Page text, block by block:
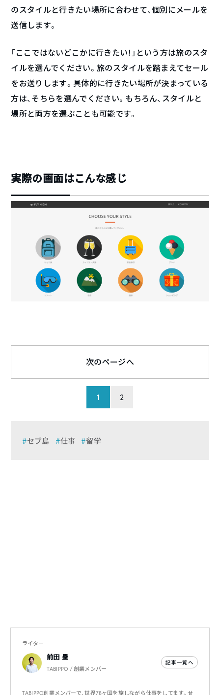
のスタイルと行きたい場所に合わせて、個別にメールを
送信します。
「ここではないどこかに行きたい！」という方は旅のスタ
イルを選んでください。旅のスタイルを踏まえてセール
をお送りします。具体的に行きたい場所が決まっている
方は、そちらを選んでください。もちろん、スタイルと
場所と両方を選ぶことも可能です。
実際の画面はこんな感じ
1 2
次のページへ
セブ島 仕事 留学
ライター
前田 塁
TABIPPO / 創業メンバー
記事一覧へ
TABIPPO創業メンバーで、世界78ヶ国を旅しながら仕事をしてます。せ